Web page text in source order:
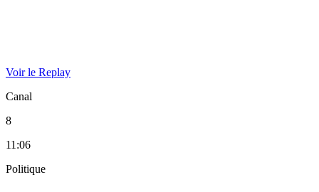
Voir le Replay
Canal
8
11:06
Politique